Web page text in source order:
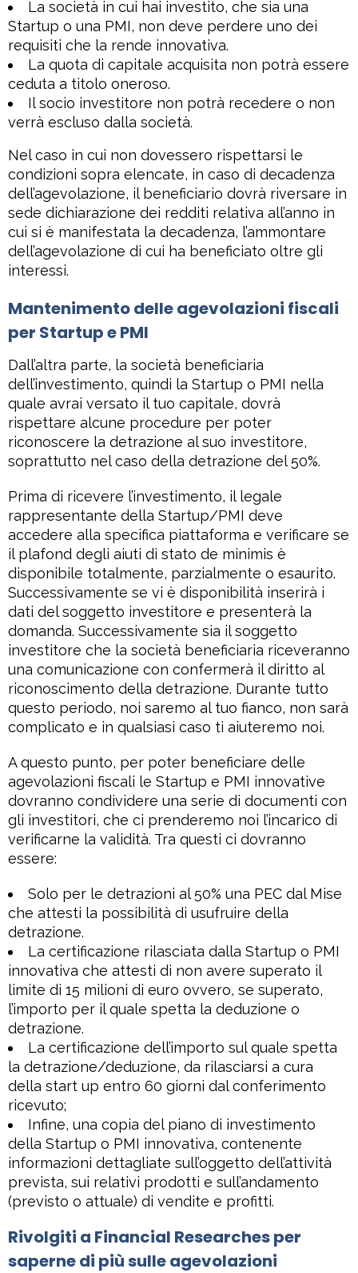
La società in cui hai investito, che sia una
Startup o una PMI, non deve perdere uno dei
requisiti che la rende innovativa.
La quota di capitale acquisita non potrà essere
ceduta a titolo oneroso.
Il socio investitore non potrà recedere o non
verrà escluso dalla società.
Nel caso in cui non dovessero rispettarsi le
condizioni sopra elencate, in caso di decadenza
dell’agevolazione, il beneficiario dovrà riversare in
sede dichiarazione dei redditi relativa all’anno in
cui si è manifestata la decadenza, l’ammontare
dell’agevolazione di cui ha beneficiato oltre gli
interessi.
Mantenimento delle agevolazioni fiscali
per Startup e PMI
Dall’altra parte, la società beneficiaria
dell’investimento, quindi la Startup o PMI nella
quale avrai versato il tuo capitale, dovrà
rispettare alcune procedure per poter
riconoscere la detrazione al suo investitore,
soprattutto nel caso della detrazione del 50%.
Prima di ricevere l’investimento, il legale
rappresentante della Startup/PMI deve
accedere alla specifica piattaforma e verificare se
il plafond degli aiuti di stato de minimis è
disponibile totalmente, parzialmente o esaurito.
Successivamente se vi è disponibilità inserirà i
dati del soggetto investitore e presenterà la
domanda. Successivamente sia il soggetto
investitore che la società beneficiaria riceveranno
una comunicazione con confermerà il diritto al
riconoscimento della detrazione. Durante tutto
questo periodo, noi saremo al tuo fianco, non sarà
complicato e in qualsiasi caso ti aiuteremo noi.
A questo punto, per poter beneficiare delle
agevolazioni fiscali le Startup e PMI innovative
dovranno condividere una serie di documenti con
gli investitori, che ci prenderemo noi l’incarico di
verificarne la validità. Tra questi ci dovranno
essere:
Solo per le detrazioni al 50% una PEC dal Mise
che attesti la possibilità di usufruire della
detrazione.
La certificazione rilasciata dalla Startup o PMI
innovativa che attesti di non avere superato il
limite di 15 milioni di euro ovvero, se superato,
l’importo per il quale spetta la deduzione o
detrazione.
La certificazione dell’importo sul quale spetta
la detrazione/deduzione, da rilasciarsi a cura
della start up entro 60 giorni dal conferimento
ricevuto;
Infine, una copia del piano di investimento
della Startup o PMI innovativa, contenente
informazioni dettagliate sull’oggetto dell’attività
prevista, sui relativi prodotti e sull’andamento
(previsto o attuale) di vendite e profitti.
Rivolgiti a Financial Researches per
saperne di più sulle agevolazioni